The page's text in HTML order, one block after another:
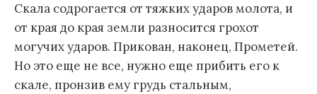
Скала содрогается от тяжких ударов молота, и
от края до края земли разносится грохот
могучих ударов. Прикован, наконец, Прометей.
Но это еще не все, нужно еще прибить его к
скале, пронзив ему грудь стальным,